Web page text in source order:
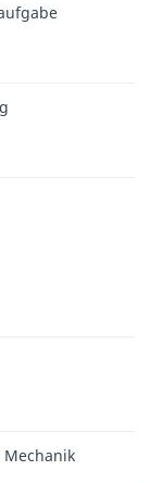
Mechanik